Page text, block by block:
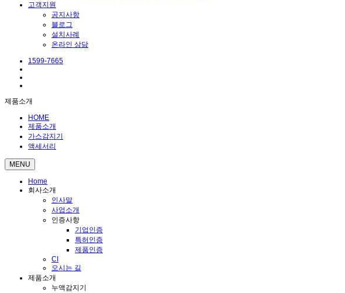
고객지원
공지사항
블로그
설치사례
온라인 상담
1599-7665
제품소개
HOME
제품소개
가스감지기
액세서리
MENU
Home
회사소개
인사말
사업소개
인증사항
기업인증
특허인증
제품인증
CI
오시는 길
제품소개
누액감지기